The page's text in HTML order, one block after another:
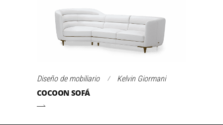
Diseño de mobiliario Kelvin Giormani
COCOON SOFÁ